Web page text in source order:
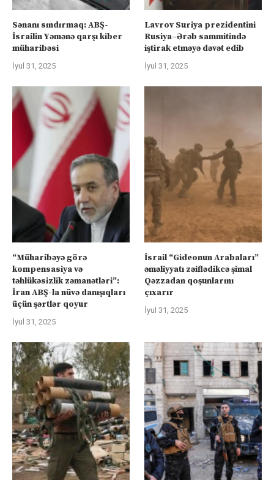
Sənanı sındırmaq: ABŞ-
İsrailin Yəmənə qarşı kiber
müharibəsi
İyul 31, 2025
Lavrov Suriya prezidentini
Rusiya–Ərəb sammitində
iştirak etməyə dəvət edib
İyul 31, 2025
“Müharibəyə görə
kompensasiya və
təhlükəsizlik zəmanətləri”:
İran ABŞ-la nüvə danışıqları
üçün şərtlər qoyur
İyul 31, 2025
İsrail “Gideonun Arabaları”
əməliyyatı zəiflədikcə şimal
Qəzzadan qoşunlarını
çıxarır
İyul 31, 2025